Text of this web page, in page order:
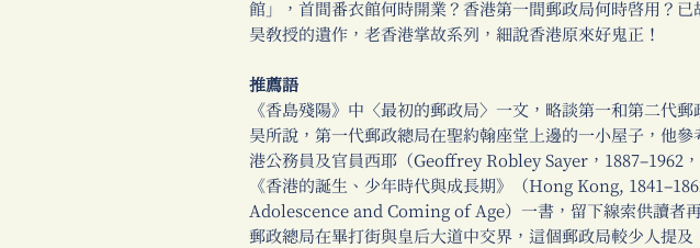
館」，首間番衣館何時開業？香港第一間郵政局何時啟用？已
昊教授的遺作，老香港掌故系列，細說香港原來好鬼正！
推薦語
《香島殘陽》中〈最初的郵政局〉一文，略談第一和第二代
昊所說，第一代郵政總局在聖約翰座堂上邊的一小屋子，他參
港公務員及官員西耶（Geoffrey Robley Sayer，1887–1962，
《香港的誕生、少年時代與成長期》（Hong Kong,
Adolescence and Coming of Age）一書，留下線索供讀者
郵政總局在畢打街與皇后大道中交界，這個郵政局較少人提及